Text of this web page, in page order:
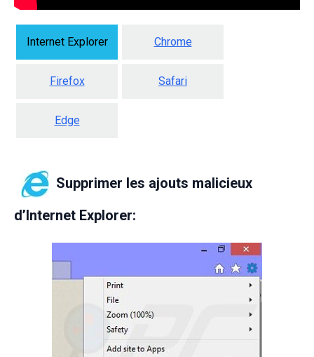
Internet Explorer Chrome
Firefox Safari
Edge
Supprimer les ajouts malicieux
d’Internet Explorer: